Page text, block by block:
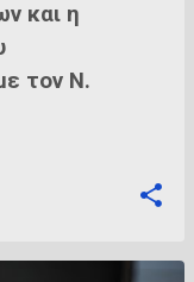
και η
τον Ν.